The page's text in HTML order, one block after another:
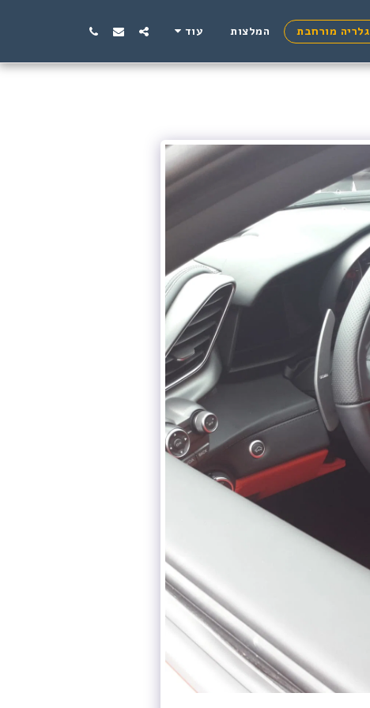
גלריה מורחבת המלצות עוד